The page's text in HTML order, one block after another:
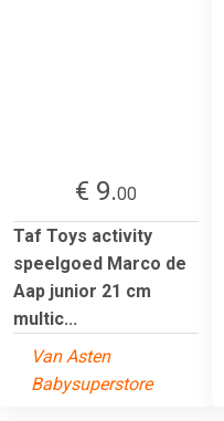
€ 9.00
Taf Toys activity
speelgoed Marco de
Aap junior 21 cm
multic...
Van Asten
Babysuperstore